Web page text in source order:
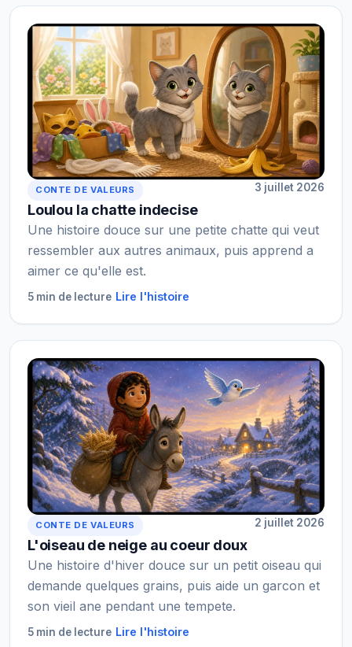
CONTE DE VALEURS 3 juillet 2026
Loulou la chatte indecise
Une histoire douce sur une petite chatte qui veut
ressembler aux autres animaux, puis apprend a
aimer ce qu'elle est.
5 min de lecture Lire l'histoire
CONTE DE VALEURS 2 juillet 2026
L'oiseau de neige au coeur doux
Une histoire d'hiver douce sur un petit oiseau qui
demande quelques grains, puis aide un garcon et
son vieil ane pendant une tempete.
5 min de lecture Lire l'histoire